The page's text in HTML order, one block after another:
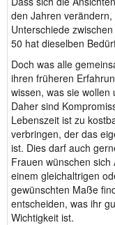
den Jahren
Unterschiede
50 hat dieselben
Doch was alle
ihren früheren
wissen, was sie wollen
Daher sind
Lebenszeit ist zu
verbringen, der das
ist. Dies darf auch
Frauen wünschen
einem gleichaltrigen
gewünschten Maße
entscheiden, was ihr
Wichtigkeit ist.